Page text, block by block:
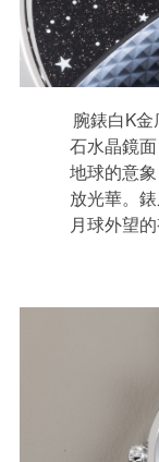
腕錶白K
石水晶鏡
地球的意
放光華。
月球外望